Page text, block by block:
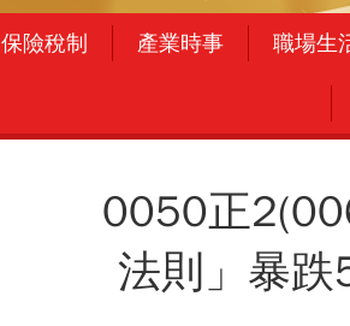
保險稅制 產業時事 職場生
0050正
法則」暴